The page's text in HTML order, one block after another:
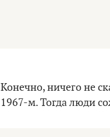
Конечно, ничего не
1967-м. Тогда люди